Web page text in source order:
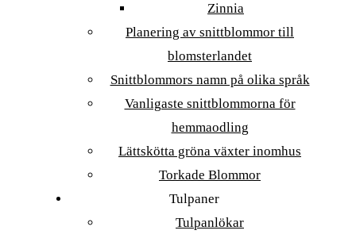
Zinnia
Planering av snittblommor till
blomsterlandet
Snittblommors namn på olika språk
Vanligaste snittblommorna för
hemmaodling
Lättskötta gröna växter inomhus
Torkade Blommor
Tulpaner
Tulpanlökar